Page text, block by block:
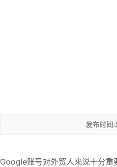
发布时间:
Google账号对外贸人来说十分